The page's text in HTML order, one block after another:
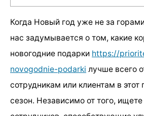
Когда Новый год уже не за
нас задумывается о том, какие
новогодние подарки https://
novogodnie-podarki лучше всего
сотрудникам или клиентам в этот
сезон. Независимо от того,